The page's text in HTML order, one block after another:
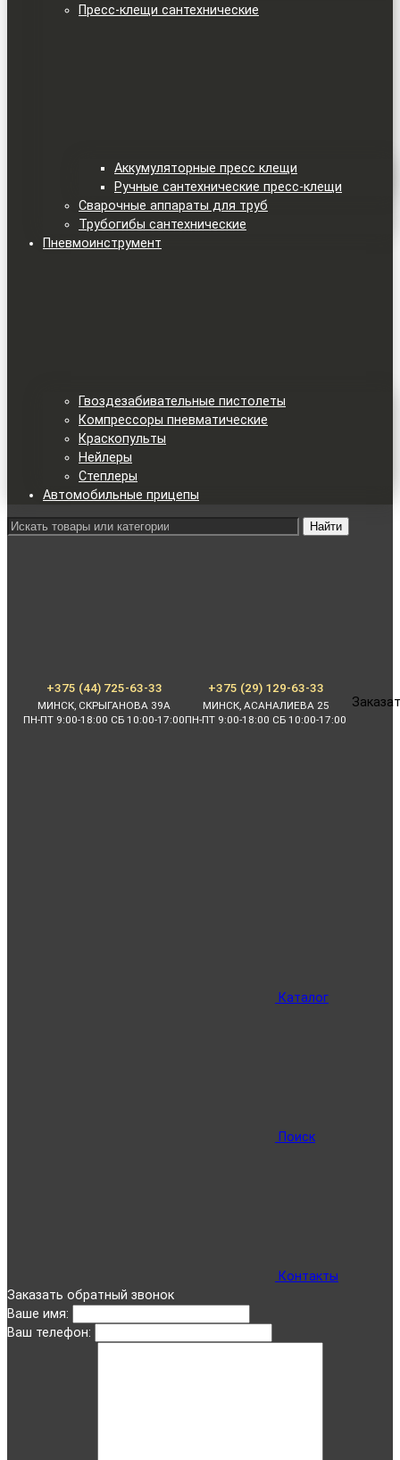
Пресс-клещи сантехнические
Аккумуляторные пресс клещи
Ручные сантехнические пресс-клещи
Сварочные аппараты для труб
Трубогибы сантехнические
Пневмоинструмент
Гвоздезабивательные пистолеты
Компрессоры пневматические
Краскопульты
Нейлеры
Степлеры
Автомобильные прицепы
Найти
+375 (44) 725-63-33
МИНСК, СКРЫГАНОВА 39А
ПН-ПТ 9:00-18:00 СБ 10:00-17:00
+375 (29) 129-63-33
МИНСК, АСАНАЛИЕВА 25
ПН-ПТ 9:00-18:00 СБ 10:00-17:00
Каталог
Поиск
Контакты
Заказать обратный звонок
Ваше имя:
Ваш телефон: